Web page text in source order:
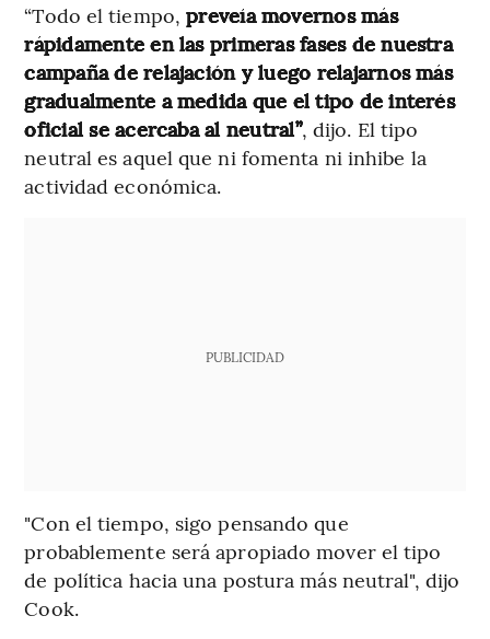
“Todo el tiempo,preveía movernos más
rápidamente en las primeras fases de nuestra
campaña de relajación y luego relajarnos más
gradualmente a medida que el tipo de interés
oficial se acercaba al neutral”, dijo. El tipo
neutral es aquel que ni fomenta ni inhibe la
actividad económica.
PUBLICIDAD
"Con el tiempo, sigo pensando que
probablemente será apropiado mover el tipo
de política hacia una postura más neutral", dijo
Cook.